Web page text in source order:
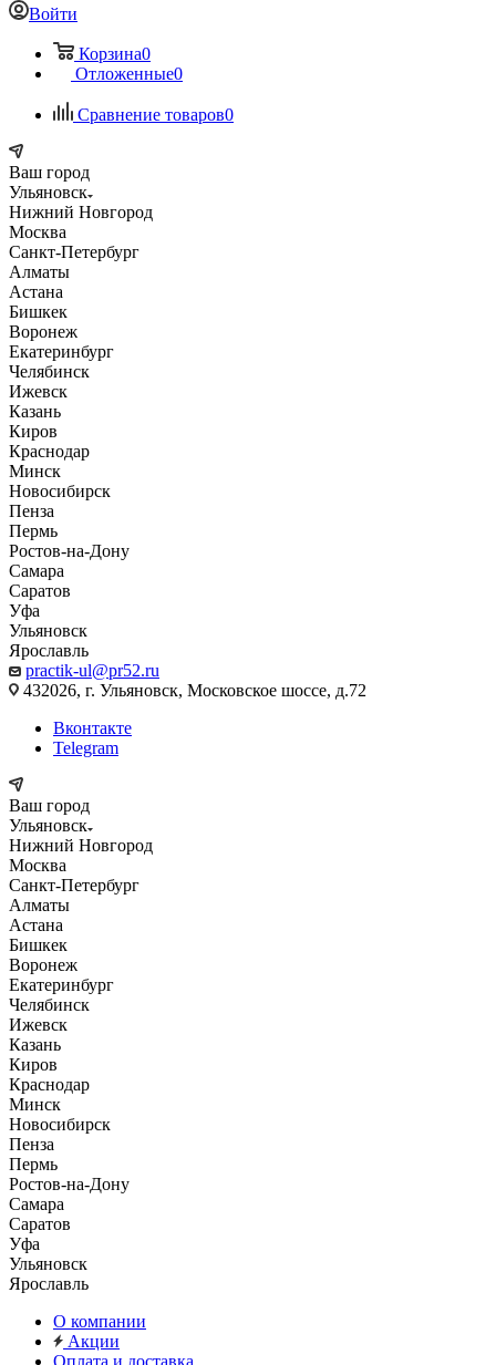
Войти
Корзина0
Отложенные0
Сравнение товаров0
Ваш город
Ульяновск
Нижний Новгород
Москва
Санкт-Петербург
Алматы
Астана
Бишкек
Воронеж
Екатеринбург
Челябинск
Ижевск
Казань
Киров
Краснодар
Минск
Новосибирск
Пенза
Пермь
Ростов-на-Дону
Самара
Саратов
Уфа
Ульяновск
Ярославль
practik-ul@pr52.ru
432026, г. Ульяновск, Московское шоссе, д.72
Вконтакте
Telegram
Ваш город
Ульяновск
Нижний Новгород
Москва
Санкт-Петербург
Алматы
Астана
Бишкек
Воронеж
Екатеринбург
Челябинск
Ижевск
Казань
Киров
Краснодар
Минск
Новосибирск
Пенза
Пермь
Ростов-на-Дону
Самара
Саратов
Уфа
Ульяновск
Ярославль
О компании
Акции
Оплата и доставка